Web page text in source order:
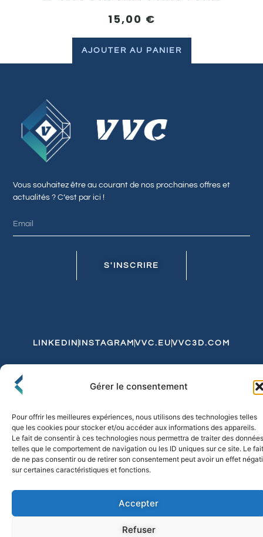
Gérer le consentement
Pour offrir les meilleures expériences, nous utilisons des technologies telles
que les cookies pour stocker et/ou accéder aux informations des appareils.
Le fait de consentir à ces technologies nous permettra de traiter des données
telles que le comportement de navigation ou les ID uniques sur ce site. Le fait
de ne pas consentir ou de retirer son consentement peut avoir un effet
sur certaines caractéristiques et fonctions.
Accepter
Refuser
15,00 €
AJOUTER AU PANIER
Vous souhaitez être au courant de nos prochaines offres et
actualités ? C’est par ici !
S'INSCRIRE
LINKEDIN INSTAGRAM VVC.EU VVC3D.COM
Politique de Confidentialité et de CookiesExpédition et Livraison
© 2026 FLO & CO. All Rights Reserved